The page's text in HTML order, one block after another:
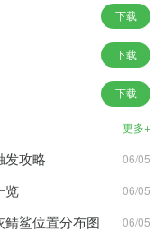
容了多种电脑机型的系
中，全方位自动化合法系
能则进行了一定的优化
下载
下载
下载
更多+
发攻略 06/05
览 06/05
鲨位置分布图 06/05